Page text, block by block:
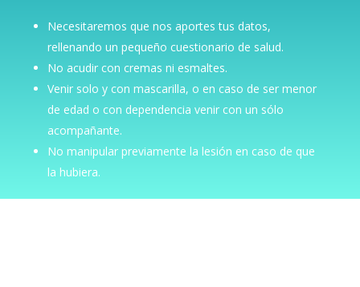
Necesitaremos que nos aportes tus datos,
rellenando un pequeño cuestionario de salud.
No acudir con cremas ni esmaltes.
Venir solo y con mascarilla, o en caso de ser menor
de edad o con dependencia venir con un sólo
acompañante.
No manipular previamente la lesión en caso de que
la hubiera.